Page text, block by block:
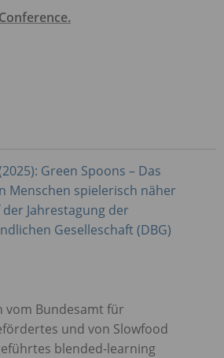
Green Spoons – Das
Menschen spielerisch näher
Jahrestagung der
Geselleschaft (DBG)
vom Bundesamt für
und von Slowfood
blended-learning